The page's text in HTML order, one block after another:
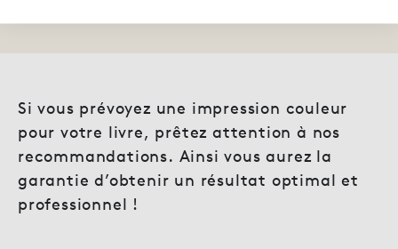
Si vous prévoyez une impression couleur
pour votre livre, prêtez attention à nos
recommandations. Ainsi vous aurez la
garantie d’obtenir un résultat optimal et
professionnel !